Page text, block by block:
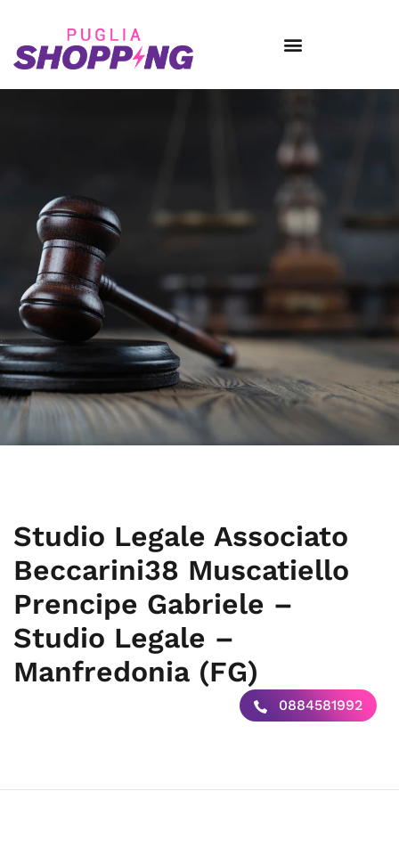
Studio Legale Associato
Beccarini38 Muscatiello
Prencipe Gabriele –
Studio Legale –
Manfredonia (FG)
0884581992